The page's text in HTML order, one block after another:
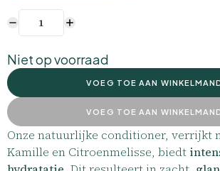
Niet op voorraad
VOEG TOE AAN
VOEG TOE AAN
Onze natuurlijke conditioner, verrijkt
Kamille en Citroenmelisse, biedt